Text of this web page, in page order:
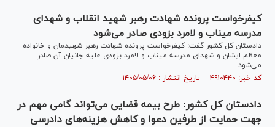
کیفرخواست پرونده شهادت رهبر شهید انقلاب و شهدای
مدرسه میناب و لامرد بزودی صادر می‌شود
دادستان کل کشور گفت: کیفرخواست پرونده شهادت رهبر شهیدمان و خانواده
معظم ایشان و شهدای مدرسه میناب و لامرد بزودی علیه جانیان آن صادر
می‌شود.
کد خبر: ۴۹۱۰۴۴۰ تاریخ انتشار : ۱۴۰۵/۰۵/۰۶
دادستان کل کشور: طرح بیمه قضایی می‌تواند گامی مهم در
جهت حمایت از طرفین دعوا و کاهش هزینه‌های دادرسی